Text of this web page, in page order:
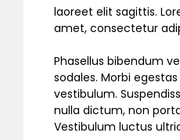
laoreet elit sagittis.
amet, consectetur
Phasellus bibendum
sodales. Morbi
vestibulum.
nulla dictum, non
Vestibulum luctus